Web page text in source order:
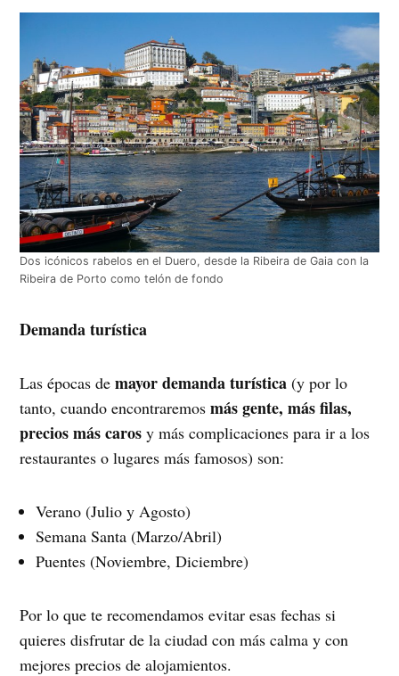
Dos icónicos rabelos en el Duero, desde la Ribeira de Gaia con la
Ribeira de Porto como telón de fondo
Demanda turística
Las épocas demayor demanda turística (y por lo
tanto, cuando encontraremosmás gente, más filas,
precios más caros y más complicaciones para ir a los
restaurantes o lugares más famosos) son:
Verano (Julio y Agosto)
Semana Santa (Marzo/Abril)
Puentes (Noviembre, Diciembre)
Por lo que te recomendamos evitar esas fechas si
quieres disfrutar de la ciudad con más calma y con
mejores precios de alojamientos.